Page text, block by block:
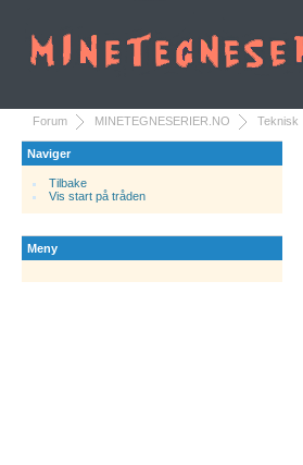
Forum MINETEGNESERIER.NO Teknisk
Naviger
Tilbake
Vis start på tråden
Meny